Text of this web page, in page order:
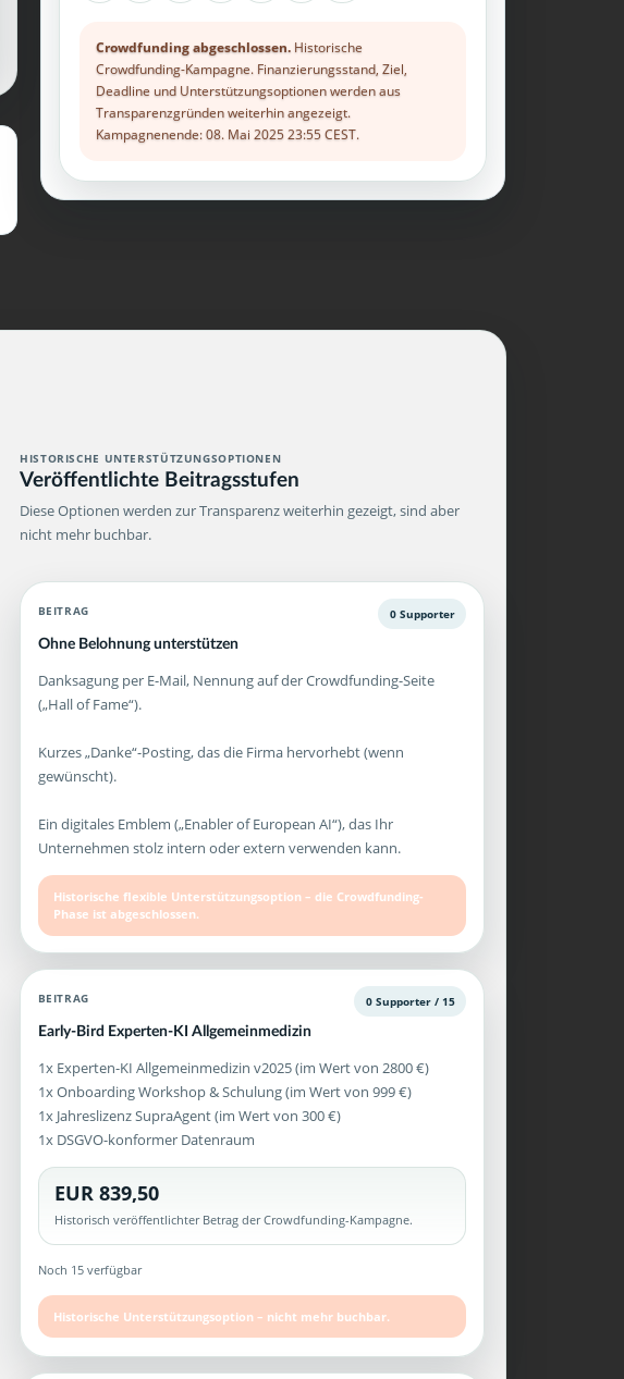
Crowdfunding abgeschlossen.Historische
Crowdfunding-Kampagne. Finanzierungsstand, Ziel,
Deadline und Unterstützungsoptionen werden aus
Transparenzgründen weiterhin angezeigt.
Kampagnenende: 08. Mai 2025 23:55 CEST.
HISTORISCHE UNTERSTÜTZUNGSOPTIONEN
Veröffentlichte Beitragsstufen
Diese Optionen werden zur Transparenz weiterhin gezeigt, sind aber
nicht mehr buchbar.
BEITRAG
Ohne Belohnung unterstützen
0 Supporter
Danksagung per E-Mail, Nennung auf der Crowdfunding-Seite
(„Hall of Fame“).
Kurzes „Danke“-Posting, das die Firma hervorhebt (wenn
gewünscht).
Ein digitales Emblem („Enabler of European AI“), das Ihr
Unternehmen stolz intern oder extern verwenden kann.
Historische flexible Unterstützungsoption – die Crowdfunding-
Phase ist abgeschlossen.
BEITRAG
Early-Bird Experten-KI Allgemeinmedizin
0 Supporter / 15
1x Experten-KI Allgemeinmedizin v2025 (im Wert von 2800 €)
1x Onboarding Workshop & Schulung (im Wert von 999 €)
1x Jahreslizenz SupraAgent (im Wert von 300 €)
1x DSGVO-konformer Datenraum
EUR 839,50
Historisch veröffentlichter Betrag der Crowdfunding-Kampagne.
Noch 15 verfügbar
Historische Unterstützungsoption – nicht mehr buchbar.